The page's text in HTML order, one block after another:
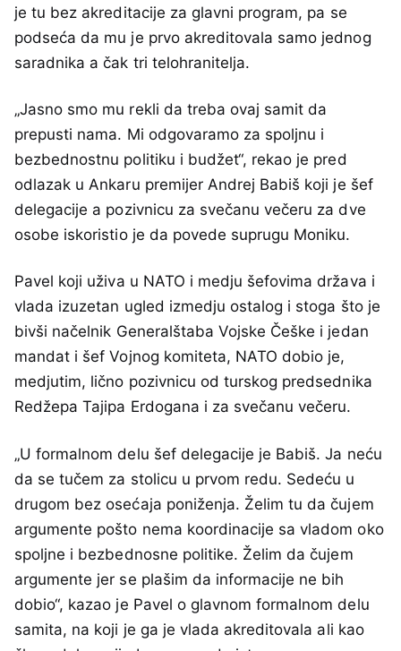
je tu bez akreditacije za glavni program, pa se
podseća da mu je prvo akreditovala samo jednog
saradnika a čak tri telohranitelja.
„Jasno smo mu rekli da treba ovaj samit da
prepusti nama. Mi odgovaramo za spoljnu i
bezbednostnu politiku i budžet“, rekao je pred
odlazak u Ankaru premijer Andrej Babiš koji je šef
delegacije a pozivnicu za svečanu večeru za dve
osobe iskoristio je da povede suprugu Moniku.
Pavel koji uživa u NATO i medju šefovima država i
vlada izuzetan ugled izmedju ostalog i stoga što je
bivši načelnik Generalštaba Vojske Češke i jedan
mandat i šef Vojnog komiteta, NATO dobio je,
medjutim, lično pozivnicu od turskog predsednika
Redžepa Tajipa Erdogana i za svečanu večeru.
„U formalnom delu šef delegacije je Babiš. Ja neću
da se tučem za stolicu u prvom redu. Sedeću u
drugom bez osećaja poniženja. Želim tu da čujem
argumente pošto nema koordinacije sa vladom oko
spoljne i bezbednosne politike. Želim da čujem
argumente jer se plašim da informacije ne bih
dobio“, kazao je Pavel o glavnom formalnom delu
samita, na koji je ga je vlada akreditovala ali kao